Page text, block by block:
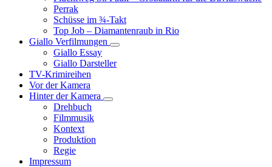
Weitere
Perrak
Schüsse im ¾-Takt
Top Job – Diamantenraub in Rio
Giallo Verfilmungen
Unternavigation
Giallo
Giallo Essay
Giallo Darsteller
TV-Krimireihen
Vor der Kamera
Hinter der Kamera
Unternavigation
Drehbuch
Filmmusik
Kontext
Produktion
Regie
Impressum